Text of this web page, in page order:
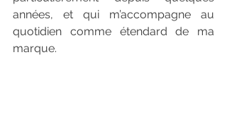
années, et qui m’accompagne au
quotidien comme étendard de ma
marque.